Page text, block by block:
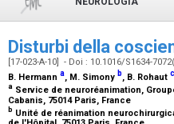
Disturbi della
[17-023-A-10] - Doi : 10.1016/S1634-
B. Hermann a, M. Simony b, B. Rohaut c
a Service de neuroréanimation,
Cabanis, 75014 Paris, France
b Unité de réanimation